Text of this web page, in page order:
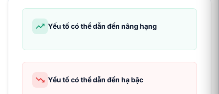
Yếu tố có thể dẫn đến nâng hạng
Yếu tố có thể dẫn đến hạ bậc